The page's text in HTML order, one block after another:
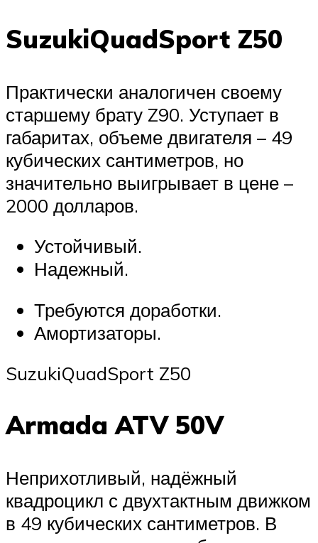
SuzukiQuadSport Z50
Практически аналогичен своему
старшему брату Z90. Уступает в
габаритах, объеме двигателя – 49
кубических сантиметров, но
значительно выигрывает в цене –
2000 долларов.
Устойчивый.
Надежный.
Требуются доработки.
Амортизаторы.
SuzukiQuadSport Z50
Armada ATV 50V
Неприхотливый, надёжный
квадроцикл с двухтактным движком
в 49 кубических сантиметров. В